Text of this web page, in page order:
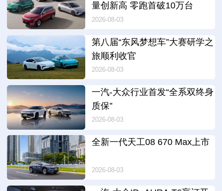
量创新高 零跑首破10万台
2026-08-03
第八届“东风梦想车”大赛研学之
旅顺利收官
2026-08-03
一汽-大众行业首发“全系双终身
质保”
2026-08-03
全新一代天工08 670 Max上市
2026-08-03